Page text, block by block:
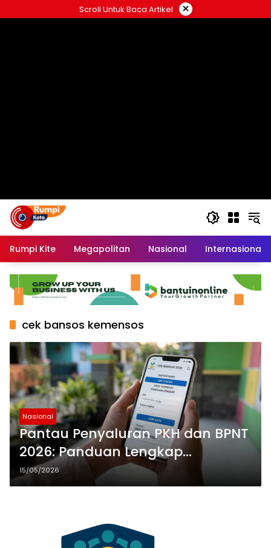
ke
Scroll Untuk Baca Artikel ×
Rumpi Kite Megapolitan Nasional Internasional
cek bansos kemensos
Nasional
Pantau Penyaluran PKH dan BPNT
2026: Panduan Lengkap
Menggunakan Aplikasi Cek
Bansos
15/05/2026